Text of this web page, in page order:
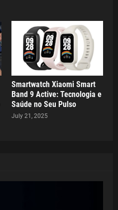
Smartwatch Xiaomi Smart
Band 9 Active: Tecnologia e
Saúde no Seu Pulso
July 21, 2025